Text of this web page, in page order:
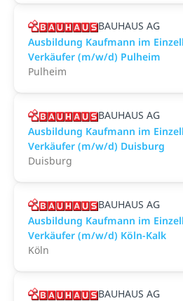
BAUHAUS AG
Ausbildung Kaufmann im
Verkäufer (m/w/d) Pulheim
Pulheim
BAUHAUS AG
Ausbildung Kaufmann im
Verkäufer (m/w/d) Duisburg
Duisburg
BAUHAUS AG
Ausbildung Kaufmann im
Verkäufer (m/w/d) Köln-Kalk
Köln
BAUHAUS AG